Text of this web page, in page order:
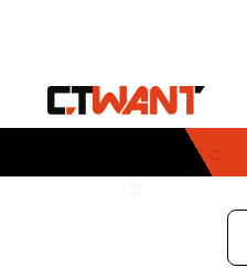
:::
社會首頁
時事